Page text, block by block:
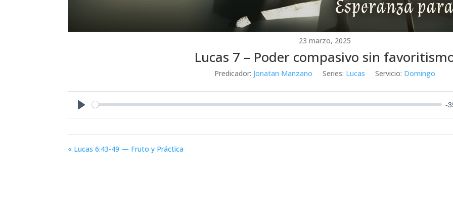
23 marzo, 2025
Lucas 7 – Poder compasivo sin
Predicador: Jonatan Manzano Series: Lucas Servicio: Domingo
-
« Lucas 6:43-49 — Fruto y Práctica